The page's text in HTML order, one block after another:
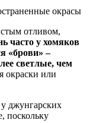
окрасы
отливом,
часто у хомяков
«брови» –
светлые, чем
окраски или
джунгарских
поскольку